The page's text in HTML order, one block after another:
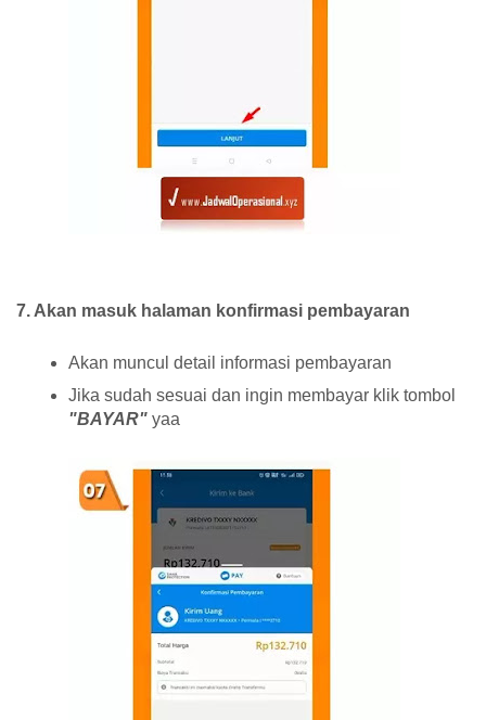
7. Akan masuk halaman konfirmasi pembayaran
Akan muncul detail informasi pembayaran
Jika sudah sesuai dan ingin membayar klik tombol
"BAYAR" yaa